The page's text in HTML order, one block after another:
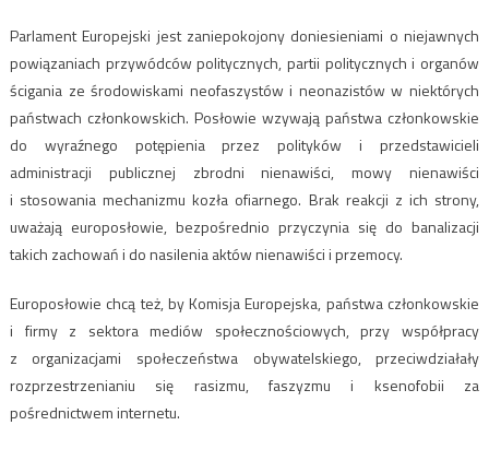
Parlament Europejski jest zaniepokojony doniesieniami o niejawnych
powiązaniach przywódców politycznych, partii politycznych i organów
ścigania ze środowiskami neofaszystów i neonazistów w niektórych
państwach członkowskich. Posłowie wzywają państwa członkowskie
do wyraźnego potępienia przez polityków i przedstawicieli
administracji publicznej zbrodni nienawiści, mowy nienawiści
i stosowania mechanizmu kozła ofiarnego. Brak reakcji z ich strony,
uważają europosłowie, bezpośrednio przyczynia się do banalizacji
takich zachowań i do nasilenia aktów nienawiści i przemocy.
Europosłowie chcą też, by Komisja Europejska, państwa członkowskie
i firmy z sektora mediów społecznościowych, przy współpracy
z organizacjami społeczeństwa obywatelskiego, przeciwdziałały
rozprzestrzenianiu się rasizmu, faszyzmu i ksenofobii za
pośrednictwem internetu.